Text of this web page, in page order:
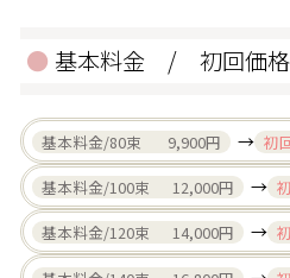
基本料金 / 初回価格
基本料金/80束 9,900円 → 初
基本料金/100束 12,000円 →
基本料金/120束 14,000円 →